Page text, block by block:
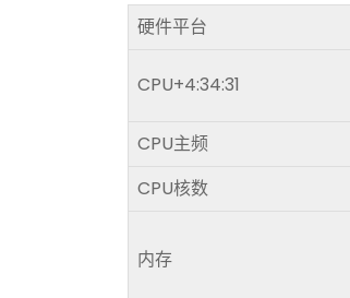
硬件平台
CPU+4:34:31
CPU主频
CPU核数
内存